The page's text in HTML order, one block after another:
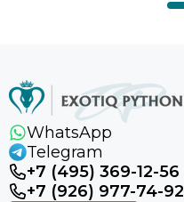
WhatsApp
Telegram
+7 (495) 369-12-56
+7 (926) 977-74-92